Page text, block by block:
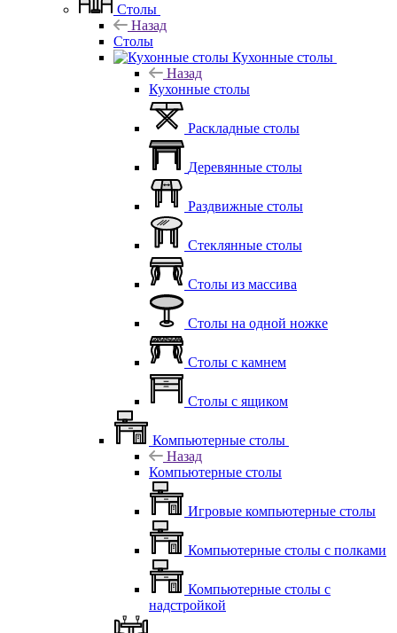
Столы
Назад
Столы
Кухонные столы
Назад
Кухонные столы
Раскладные столы
Деревянные столы
Раздвижные столы
Стеклянные столы
Столы из массива
Столы на одной ножке
Столы с камнем
Столы с ящиком
Компьютерные столы
Назад
Компьютерные столы
Игровые компьютерные столы
Компьютерные столы с полками
Компьютерные столы с
надстройкой